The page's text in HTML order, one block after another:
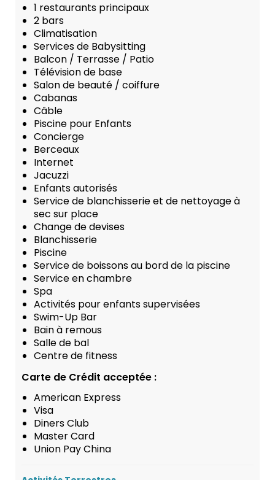
1 restaurants principaux
2 bars
Climatisation
Services de Babysitting
Balcon / Terrasse / Patio
Télévision de base
Salon de beauté / coiffure
Cabanas
Câble
Piscine pour Enfants
Concierge
Berceaux
Internet
Jacuzzi
Enfants autorisés
Service de blanchisserie et de nettoyage à
sec sur place
Change de devises
Blanchisserie
Piscine
Service de boissons au bord de la piscine
Service en chambre
Spa
Activités pour enfants supervisées
Swim-Up Bar
Bain à remous
Salle de bal
Centre de fitness
Carte de Crédit acceptée :
American Express
Visa
Diners Club
Master Card
Union Pay China